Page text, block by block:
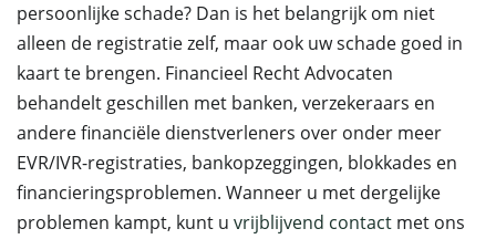
persoonlijke schade? Dan is het belangrijk om niet
alleen de registratie zelf, maar ook uw schade goed in
kaart te brengen. Financieel Recht Advocaten
behandelt geschillen met banken, verzekeraars en
andere financiële dienstverleners over onder meer
EVR/IVR-registraties, bankopzeggingen, blokkades en
financieringsproblemen. Wanneer u met dergelijke
problemen kampt, kunt u vrijblijvend contact met ons